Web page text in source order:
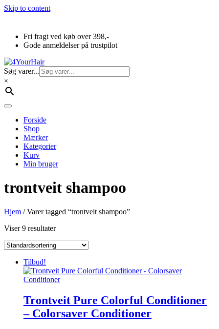
Skip to content
Fri fragt ved køb over 398,-
Gode anmeldelser på trustpilot
Søg varer...
×
Forside
Shop
Mærker
Kategorier
Kurv
Min bruger
trontveit shampoo
Hjem / Varer tagged “trontveit shampoo”
Viser 9 resultater
Tilbud!
Trontveit Pure Colorful Conditioner
– Colorsaver Conditioner